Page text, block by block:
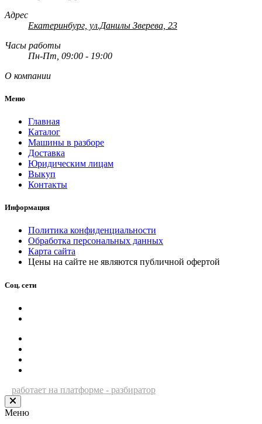
Адрес
Екатеринбург, ул.Данилы Зверева, 23
Часы работы
Пн-Пт, 09:00 - 19:00
О компании
Меню
Главная
Каталог
Машины в разборе
Доставка
Юридическим лицам
Выкуп
Контакты
Информация
Политика конфиденциальности
Обработка персональных данных
Карта сайта
Цены на сайте не являются публичной офертой
Соц. сети
работает на платформе - разбиратор
Меню